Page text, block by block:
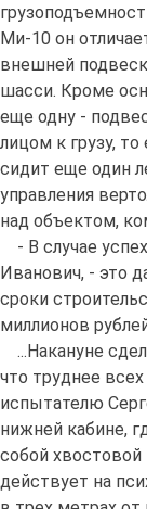
Ми-10 он
внешней
шасси. Кроме
еще одну -
лицом к грузу,
сидит еще один
управления
над объектом,
- В случае
Иванович, - это
сроки
миллионов
...Накануне
что труднее
испытателю
нижней кабине,
собой хвостовой
действует на